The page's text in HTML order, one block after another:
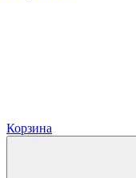
Корзина